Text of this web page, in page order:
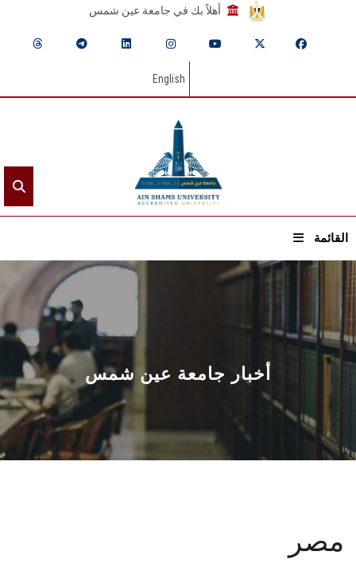
أهلاً بك في جامعة عين شمس
English
القائمة
الرئيسيـة
عن الجامعة
القطاعـات
الشئون الأكاديمية
البحث العلمي
أخبار جامعة عين شمس
مصر